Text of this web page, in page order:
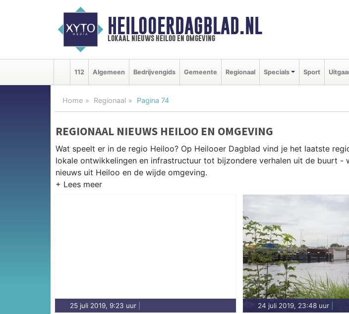
HEILOOERDAGBLAD.NL
lokaal nieuws heiloo en omgeving
112 Algemeen Bedrijvengids Gemeente Regionaal Specials Sport
Home Regionaal Pagina 74
REGIONAAL NIEUWS HEILOO EN OMGEVING
Wat speelt er in de regio Heiloo? Op Heilooer Dagblad vind je het laatste
lokale ontwikkelingen en infrastructuur tot bijzondere verhalen uit de buurt -
nieuws uit Heiloo en de wijde omgeving.
Naast Heiloo volgen wij ook het nieuws uit Alkmaar, Castricum, Bergen en
25 juli 2019, 9:23 uur 24 juli 2019, 23:48 uur|